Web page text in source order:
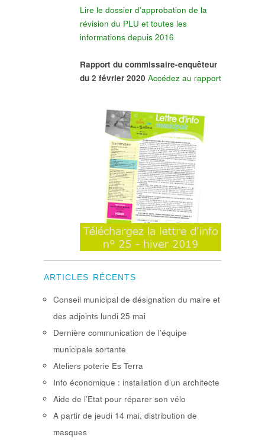
Lire le dossier d'approbation de la
révision du PLU et toutes les
informations depuis 2016
Rapport du commissaire-enquêteur
du 2 février 2020 Accédez au rapport
ARTICLES RÉCENTS
Conseil municipal de désignation du maire et
des adjoints lundi 25 mai
Dernière communication de l’équipe
municipale sortante
Ateliers poterie Es Terra
Info économique : installation d’un architecte
Aide de l’Etat pour réparer son vélo
A partir de jeudi 14 mai, distribution de
masques